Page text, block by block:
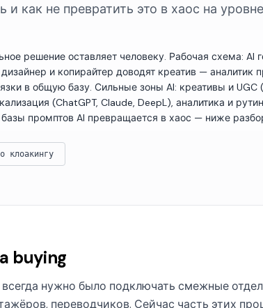
и как не превратить это в хаос на
решение оставляет человеку. Рабочая схема: AI
и копирайтер доводят креатив — аналитик
в общую базу. Сильные зоны AI: креативы и UGC
(ChatGPT, Claude, DeepL), аналитика и
промптов AI превращается в хаос — ниже
клоакингу
buying
нужно было подключать смежные
переводчиков. Сейчас часть этих